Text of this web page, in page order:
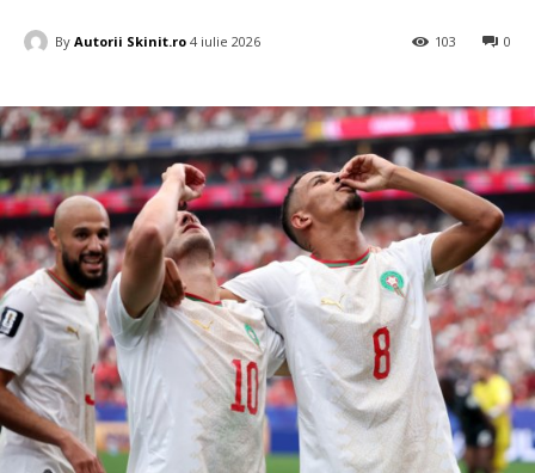
By Autorii Skinit.ro 4 iulie 2026 0
103